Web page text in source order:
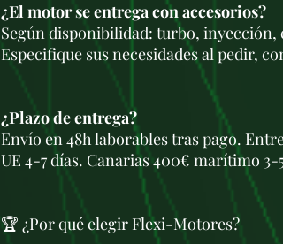
¿El motor se entrega con accesorios?
Según disponibilidad: turbo, inyección,
Especifique sus necesidades al pedir,
¿Plazo de entrega?
Envío en 48h laborables tras pago.
UE 4-7 días. Canarias 400€ marítimo 3-
🏆 ¿Por qué elegir Flexi-Motores?